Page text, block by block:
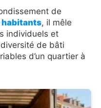
de
, il mêle
individuels et
de bâti
d’un quartier à